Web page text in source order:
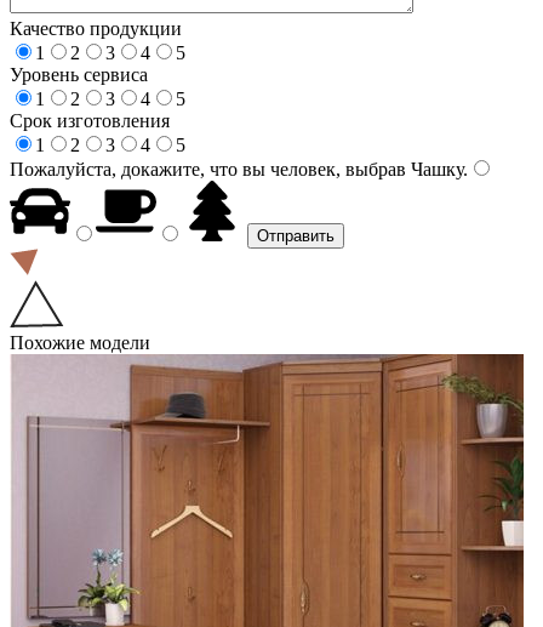
Качество продукции
1
2 3 4
5
Уровень сервиса
1
2 3 4
5
Срок изготовления
1
2 3 4
5
Пожалуйста, докажите, что вы человек, выбрав Чашку.
Похожие модели